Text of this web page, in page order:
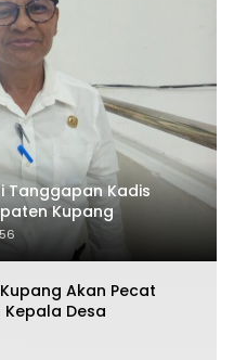
Tanggapan Kadis
Kupang
Akan Pecat
Kepala Desa